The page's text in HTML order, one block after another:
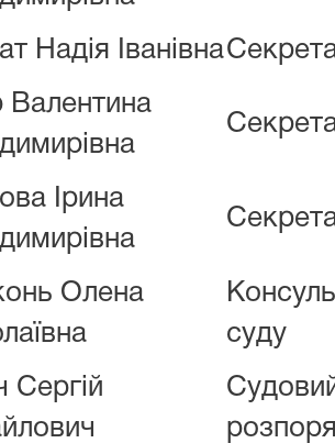
Надія Іванівна
Валентина
Ірина
Олена
суду
Сергій